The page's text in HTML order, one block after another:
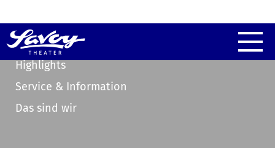
Highlights
Service & Information
Das sind wir